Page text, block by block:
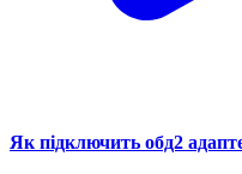
Як підключить обд2